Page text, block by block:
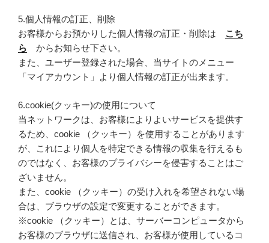
5.個人情報の訂正、削除
お客様からお預かりした個人情報の訂正・削除は こち
ら からお知らせ下さい。
また、ユーザー登録された場合、当サイトのメニュー
「マイアカウント」より個人情報の訂正が出来ます。
6.cookie(クッキー)の使用について
当ネットワークは、お客様によりよいサービスを提供す
るため、cookie （クッキー）を使用することがあります
が、これにより個人を特定できる情報の収集を行えるも
のではなく、お客様のプライバシーを侵害することはご
ざいません。
また、cookie （クッキー）の受け入れを希望されない場
合は、ブラウザの設定で変更することができます。
※cookie （クッキー）とは、サーバーコンピュータから
お客様のブラウザに送信され、お客様が使用しているコ